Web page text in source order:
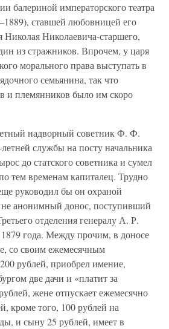
балериной императорского театра
ставшей любовницей его
Николая Николаевича-старшего,
из стражников. Впрочем, у царя
морального права выступать в
семьянина, так что
и племянников было им скоро
надворный советник Ф. Ф.
летней службы на посту начальника
до статского советника и сумел
тем временам капиталец. Трудно
руководил бы он охраной
анонимный донос, поступивший
отделения генералу А. Р.
1879 года. Между прочим, в доносе
со своим ежемесячным
рублей, приобрел имение,
две дачи и «платит за
жене отпускает ежемесячно
кроме того, 100 рублей на
и сыну 25 рублей, имеет в